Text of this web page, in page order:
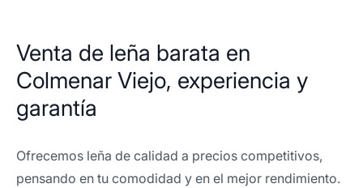
Venta de leña barata en
Colmenar Viejo, experiencia y
garantía
Ofrecemos leña de calidad a precios competitivos,
pensando en tu comodidad y en el mejor rendimiento.